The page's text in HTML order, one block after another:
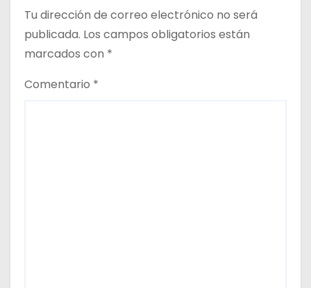
Tu dirección de correo electrónico no será
publicada. Los campos obligatorios están
marcados con *
Comentario *